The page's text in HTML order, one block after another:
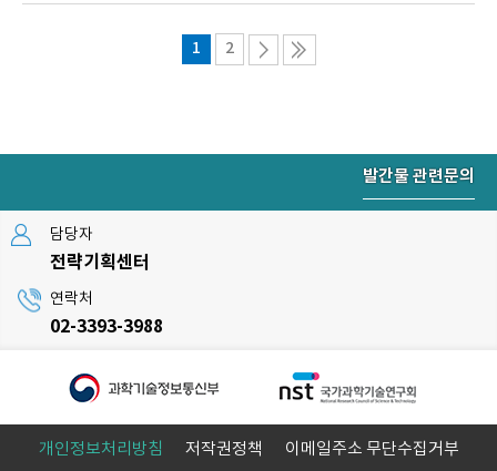
1 2
발간물 관련문의
담당자
전략기획센터
연락처
02-3393-3988
개인정보처리방침 저작권정책 이메일주소 무단수집거부